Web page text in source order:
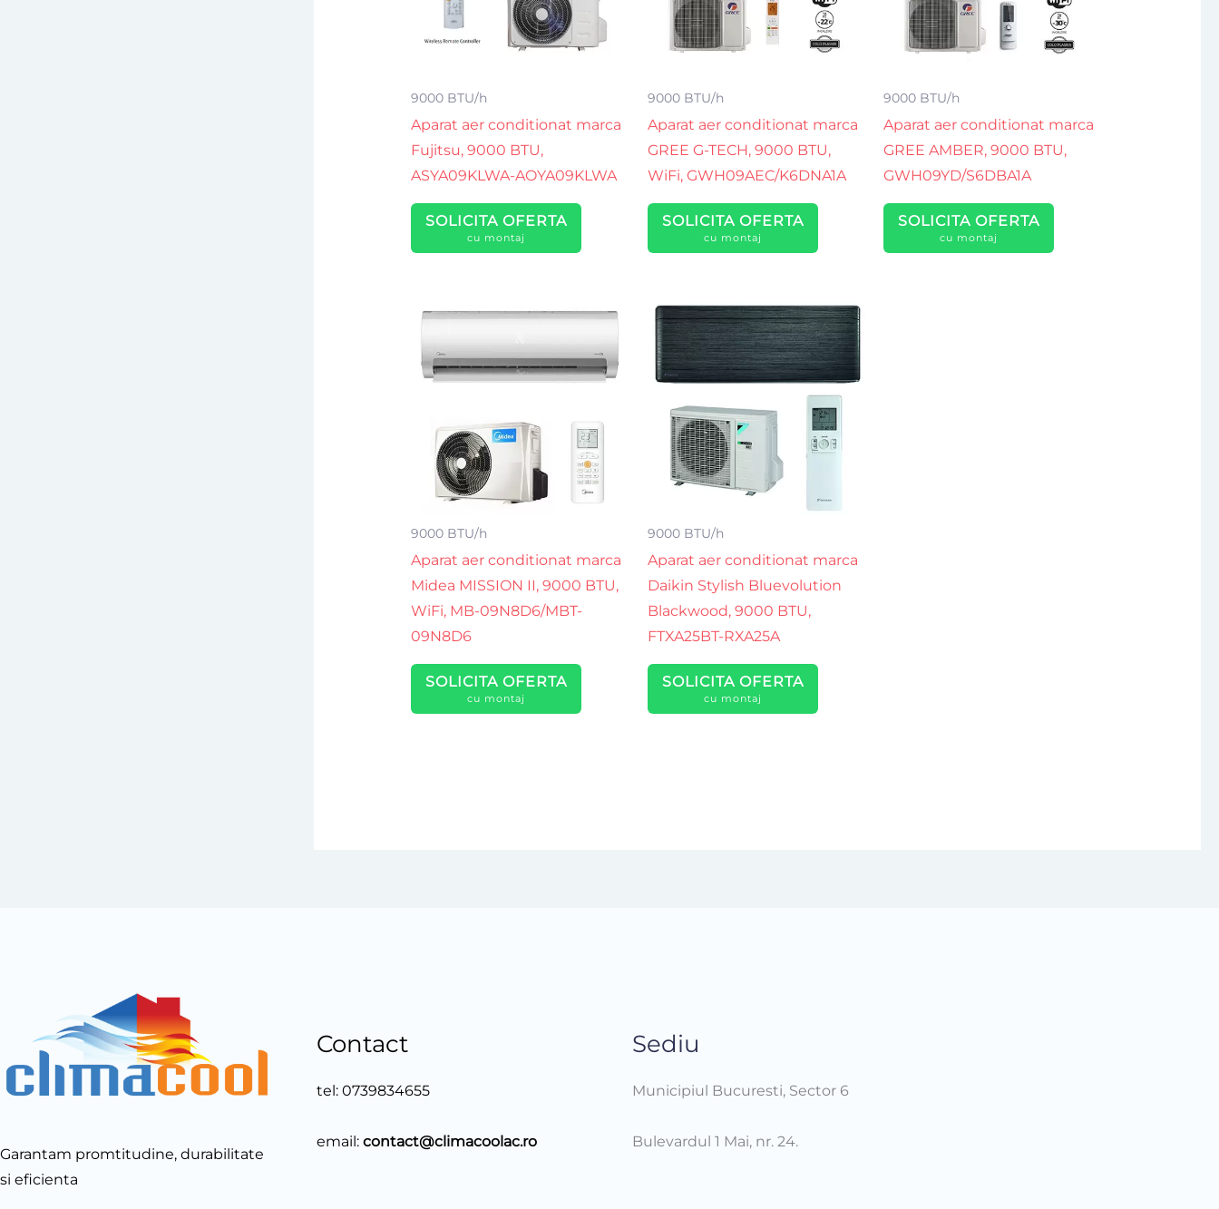
9000 BTU/h
Aparat aer conditionat marca
Fujitsu, 9000 BTU,
ASYA09KLWA-AOYA09KLWA
SOLICITA OFERTA
cu montaj
9000 BTU/h
Aparat aer conditionat marca
GREE G-TECH, 9000 BTU,
WiFi, GWH09AEC/K6DNA1A
SOLICITA OFERTA
cu montaj
9000 BTU/h
Aparat aer conditionat marca
GREE AMBER, 9000 BTU,
GWH09YD/S6DBA1A
SOLICITA OFERTA
cu montaj
9000 BTU/h
Aparat aer conditionat marca
Midea MISSION II, 9000 BTU,
WiFi, MB-09N8D6/MBT-
09N8D6
SOLICITA OFERTA
cu montaj
9000 BTU/h
Aparat aer conditionat marca
Daikin Stylish Bluevolution
Blackwood, 9000 BTU,
FTXA25BT-RXA25A
SOLICITA OFERTA
cu montaj
Garantam promtitudine, durabilitate
si eficienta
Contact
tel: 0739834655
email: contact@climacoolac.ro
Sediu
Municipiul Bucuresti, Sector 6
Bulevardul 1 Mai, nr. 24.